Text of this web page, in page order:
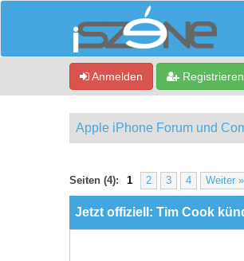
Anmelden Registrieren
Apple iPhone Forum und
Seiten (4): 1 2 3 4 Weiter »
0 Bewertung(en) -
Jetzt offiziell: Tim Cook